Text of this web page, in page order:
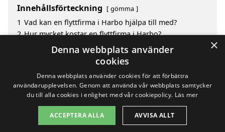
Innehållsförteckning gömma
1 Vad kan en flyttfirma i Harbo hjälpa till med?
2 Hur mycket kostar en flyttfirma i Harbo?
Fördelar med att välja flyttfirma i Harbo
Sök efter en skicklig flyttfirma i de omgivande
Copyright 2026 - Pilanto Aps
Om / kontakt Blogg Webbplatskarta Villkor
×
Denna webbplats använder
cookies
Denna webbplats använder cookies för att förbättra
användarupplevelsen. Genom att använda vår webbplats samtycker
du till alla cookies i enlighet med vår cookiepolicy. Läs mer
ACCEPTERA ALLA AVVISA ALLT